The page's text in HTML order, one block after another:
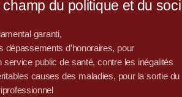
du politique et du
garanti,
dépassements d’honoraires, pour
service public de santé, contre les inégalités
causes des maladies, pour la sortie du